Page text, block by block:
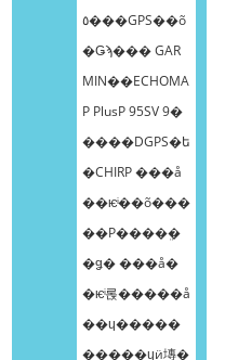
٥���GPS��õ
�Ǥϡ��� GAR
MIN��ECHOMA
P PlusP 95SV 9�
����DGPS�ե
�CHIRP ���å
��ѥͥ��õ���
��Ρ����ܸ�
�ǥ� ���å�
�ѥͥ롡�����å
��ɥ�����
�����ɥӥ塼�